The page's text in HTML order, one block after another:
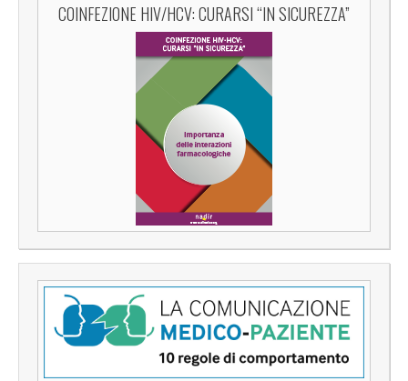
COINFEZIONE HIV/HCV: CURARSI “IN SICUREZZA”